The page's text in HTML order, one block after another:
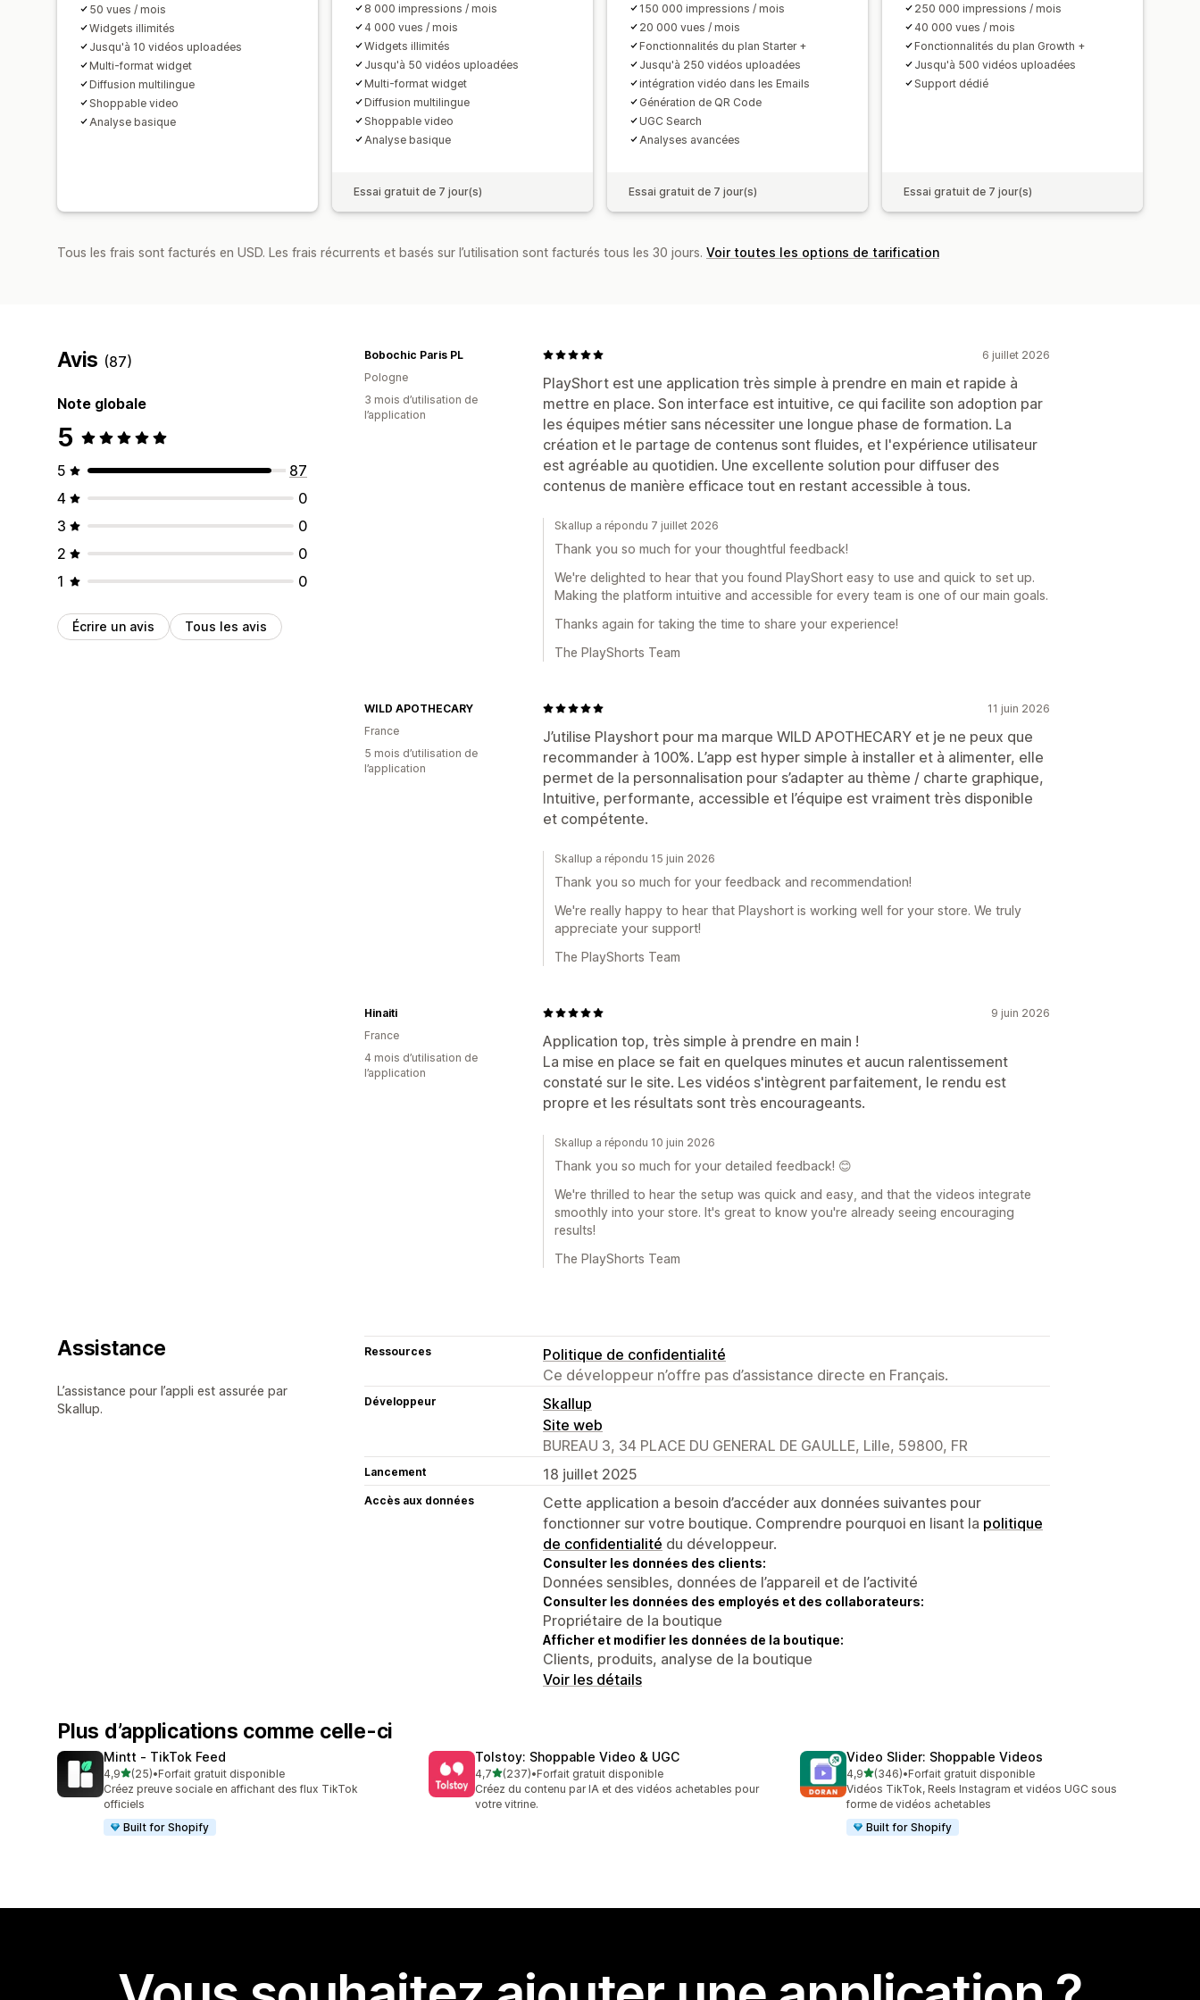
50 vues / mois
Widgets illimités
Jusqu'à 10 vidéos uploadées
Multi-format widget
Diffusion multilingue
Shoppable video
Analyse basique
8 000 impressions / mois
4 000 vues / mois
Widgets illimités
Jusqu'à 50 vidéos uploadées
Multi-format widget
Diffusion multilingue
Shoppable video
Analyse basique
Essai gratuit de 7 jour(s)
150 000 impressions / mois
20 000 vues / mois
Fonctionnalités du plan Starter +
Jusqu'à 250 vidéos uploadées
intégration vidéo dans les Emails
Génération de QR Code
UGC Search
Analyses avancées
Essai gratuit de 7 jour(s)
250 000 impressions / mois
40 000 vues / mois
Fonctionnalités du plan Growth +
Jusqu'à 500 vidéos uploadées
Support dédié
Essai gratuit de 7 jour(s)
Tous les frais sont facturés en USD. Les frais récurrents et basés sur l’utilisation sont facturés tous les 30 jours. Voir toutes les options de tarification
Avis (87)
Note globale
5
5
87
4
0
3
0
2
0
1
0
Écrire un avis Tous les avis
6 juillet 2026
PlayShort est une application très simple à prendre en main et rapide à
mettre en place. Son interface est intuitive, ce qui facilite son adoption par
les équipes métier sans nécessiter une longue phase de formation. La
création et le partage de contenus sont fluides, et l'expérience utilisateur
est agréable au quotidien. Une excellente solution pour diffuser des
contenus de manière efficace tout en restant accessible à tous.
Bobochic Paris PL
Pologne
3 mois d’utilisation de
l’application
Skallup a répondu 7 juillet 2026
Thank you so much for your thoughtful feedback!
We're delighted to hear that you found PlayShort easy to use and quick to set up.
Making the platform intuitive and accessible for every team is one of our main goals.
Thanks again for taking the time to share your experience!
The PlayShorts Team
11 juin 2026
J’utilise Playshort pour ma marque WILD APOTHECARY et je ne peux que
recommander à 100%. L’app est hyper simple à installer et à alimenter, elle
permet de la personnalisation pour s’adapter au thème / charte graphique,
Intuitive, performante, accessible et l’équipe est vraiment très disponible
et compétente.
WILD APOTHECARY
France
5 mois d’utilisation de
l’application
Skallup a répondu 15 juin 2026
Thank you so much for your feedback and recommendation!
We're really happy to hear that Playshort is working well for your store. We truly
appreciate your support!
The PlayShorts Team
9 juin 2026
Application top, très simple à prendre en main !
La mise en place se fait en quelques minutes et aucun ralentissement
constaté sur le site. Les vidéos s'intègrent parfaitement, le rendu est
propre et les résultats sont très encourageants.
Hinaiti
France
4 mois d’utilisation de
l’application
Skallup a répondu 10 juin 2026
Thank you so much for your detailed feedback! 😊
We're thrilled to hear the setup was quick and easy, and that the videos integrate
smoothly into your store. It's great to know you're already seeing encouraging
results!
The PlayShorts Team
Assistance
L’assistance pour l’appli est assurée par
Skallup.
Ressources
Politique de confidentialité
Ce développeur n’offre pas d’assistance directe en Français.
Développeur
Skallup
Site web
BUREAU 3, 34 PLACE DU GENERAL DE GAULLE, Lille, 59800, FR
Lancement 18 juillet 2025
Accès aux données
Cette application a besoin d’accéder aux données suivantes pour
fonctionner sur votre boutique. Comprendre pourquoi en lisant la politique
de confidentialité du développeur.
Consulter les données des clients:
Données sensibles, données de l’appareil et de l’activité
Consulter les données des employés et des collaborateurs:
Propriétaire de la boutique
Afficher et modifier les données de la boutique:
Clients, produits, analyse de la boutique
Voir les détails
Plus d’applications comme celle-ci
Mintt ‑ TikTok Feed
4,9étoile(s) sur 5
(25)
25 avis au total
•Forfait gratuit disponible
Créez preuve sociale en affichant des flux TikTok
officiels
Built for Shopify
Tolstoy: Shoppable Video & UGC
4,7étoile(s) sur 5
(237)
237 avis au total
•Forfait gratuit disponible
Créez du contenu par IA et des vidéos achetables pour
votre vitrine.
Video Slider: Shoppable Videos
4,9étoile(s) sur 5
(346)
346 avis au total
•Forfait gratuit disponible
Vidéos TikTok, Reels Instagram et vidéos UGC sous
forme de vidéos achetables
Built for Shopify